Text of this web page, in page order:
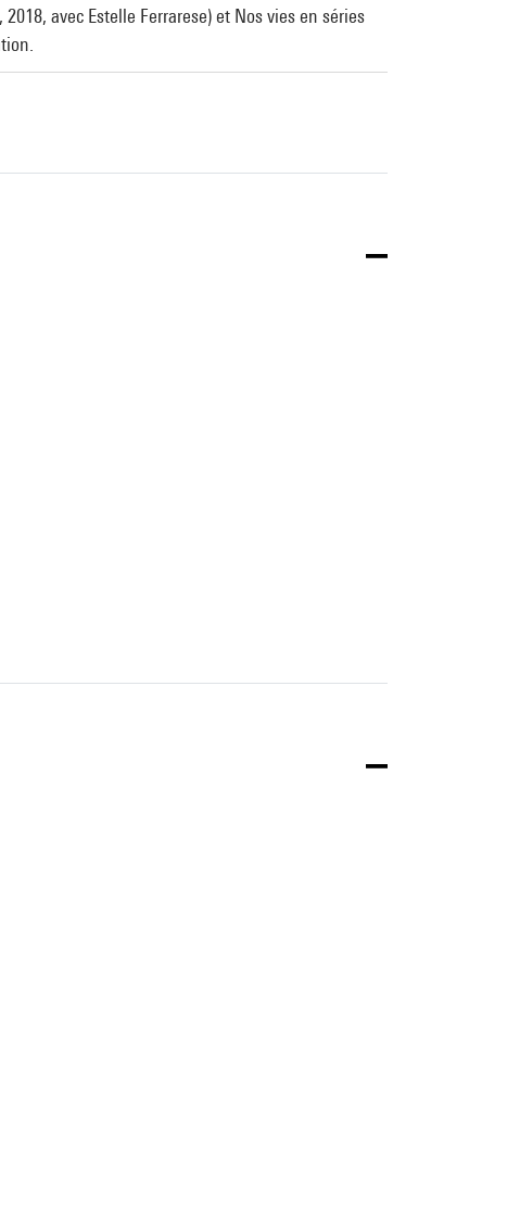
avec Estelle Ferrarese) et Nos vies en séries